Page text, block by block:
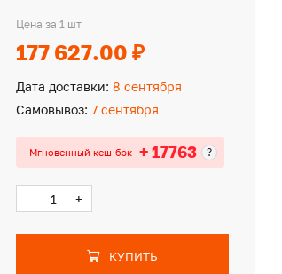
Цена за 1 шт
177 627.00 ₽
Дата доставки: 8 сентября
Самовывоз: 7 сентября
Мгновенный кеш-бэк + 17763 ?
- +
КУПИТЬ